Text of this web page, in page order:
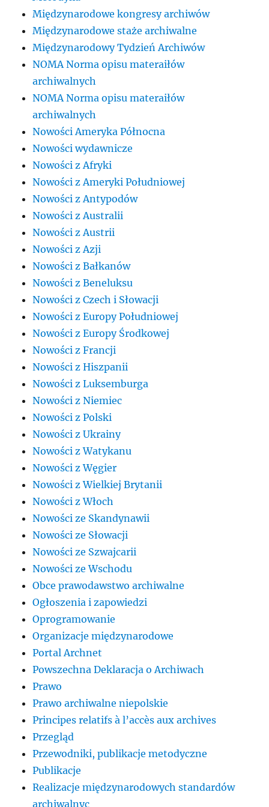
Międzynarodowe kongresy archiwów
Międzynarodowe staże archiwalne
Międzynarodowy Tydzień Archiwów
NOMA Norma opisu materaiłów
archiwalnych
NOMA Norma opisu materaiłów
archiwalnych
Nowości Ameryka Północna
Nowości wydawnicze
Nowości z Afryki
Nowości z Ameryki Południowej
Nowości z Antypodów
Nowości z Australii
Nowości z Austrii
Nowości z Azji
Nowości z Bałkanów
Nowości z Beneluksu
Nowości z Czech i Słowacji
Nowości z Europy Południowej
Nowości z Europy Środkowej
Nowości z Francji
Nowości z Hiszpanii
Nowości z Luksemburga
Nowości z Niemiec
Nowości z Polski
Nowości z Ukrainy
Nowości z Watykanu
Nowości z Węgier
Nowości z Wielkiej Brytanii
Nowości z Włoch
Nowości ze Skandynawii
Nowości ze Słowacji
Nowości ze Szwajcarii
Nowości ze Wschodu
Obce prawodawstwo archiwalne
Ogłoszenia i zapowiedzi
Oprogramowanie
Organizacje międzynarodowe
Portal Archnet
Powszechna Deklaracja o Archiwach
Prawo
Prawo archiwalne niepolskie
Principes relatifs à l’accès aux archives
Przegląd
Przewodniki, publikacje metodyczne
Publikacje
Realizacje międzynarodowych standardów
archiwalnyc